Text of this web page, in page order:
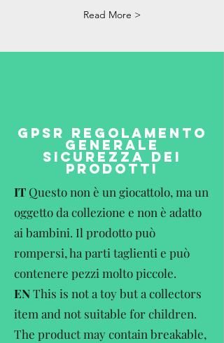
Read More >
GPSR REGOLAMENTO
GENERALE
SICUREZZA DEI
PRODOTTI
IT Questo non è un giocattolo, ma un
oggetto da collezione e non è adatto
ai bambini. Il prodotto può
rompersi, ha parti taglienti e può
contenere pezzi molto piccole.
ENThis is not a toy but a collectors
item and not suitable for children.
The product may contain breakable,